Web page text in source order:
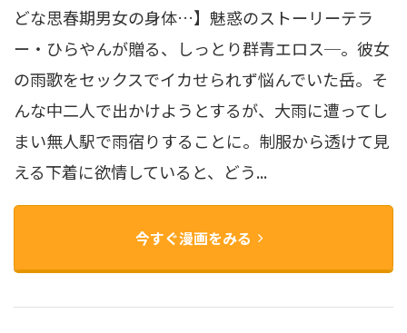
どな思春期男女の身体…】魅惑のストーリーテラ
ー・ひらやんが贈る、しっとり群青エロス─。彼女
の雨歌をセックスでイカせられず悩んでいた岳。そ
んな中二人で出かけようとするが、大雨に遭ってし
まい無人駅で雨宿りすることに。制服から透けて見
える下着に欲情していると、どう...
今すぐ漫画をみる